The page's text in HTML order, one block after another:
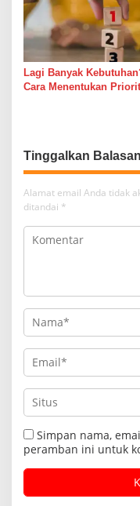
Lagi Banyak
Cara Menentukan
Tinggalkan Balasan
Alamat email Anda tidak
ditandai *
Simpan nama,
peramban ini untuk